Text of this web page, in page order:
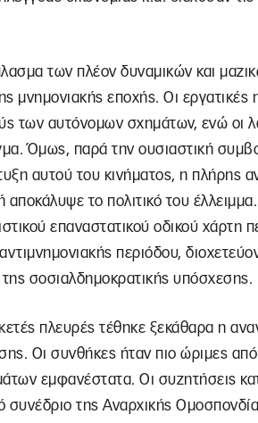
των πλέον δυναμικών και
μνημονιακής εποχής. Οι εργατικές
των αυτόνομων σχημάτων, ενώ οι
Όμως, παρά την ουσιαστική
αυτού του κινήματος, η πλήρης
αποκάλυψε το πολιτικό του
επαναστατικού οδικού χάρτη
περιόδου,
σοσιαλδημοκρατικής υπόσχεσης.
πλευρές τέθηκε ξεκάθαρα η
Οι συνθήκες ήταν πιο ώριμες
εμφανέστατα. Οι συζητήσεις
συνέδριο της Αναρχικής